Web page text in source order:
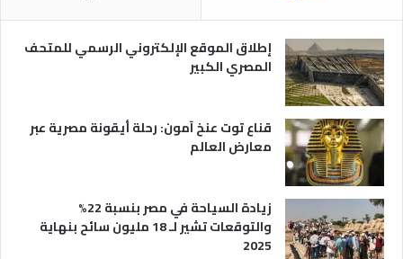
ل
س
ح
ي
ر
إطلاق الموقع الإلكتروني الرسمي للمتحف
المصري الكبير
قناع توت عنخ آمون: رحلة أيقونة مصرية عبر
معارض العالم
زيادة السياحة في مصر بنسبة 22%
والتوقعات تشير لـ 18 مليون سائح بنهاية
2025